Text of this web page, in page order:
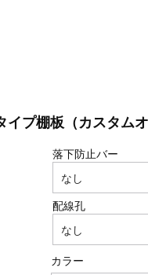
イプ棚板（カスタム
落下防止バー
配線孔
カラー